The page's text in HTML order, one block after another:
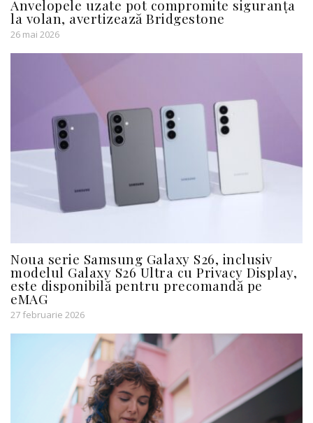
Anvelopele uzate pot compromite siguranța
la volan, avertizează Bridgestone
26 mai 2026
Noua serie Samsung Galaxy S26, inclusiv
modelul Galaxy S26 Ultra cu Privacy Display,
este disponibilă pentru precomandă pe
eMAG
27 februarie 2026